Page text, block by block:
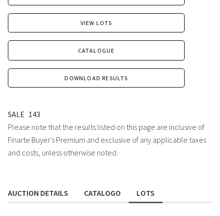
VIEW LOTS
CATALOGUE
DOWNLOAD RESULTS
SALE 143
Please note that the results listed on this page are inclusive of
Finarte Buyer's Premium and exclusive of any applicable taxes
and costs, unless otherwise noted.
AUCTION DETAILS CATALOGO LOTS